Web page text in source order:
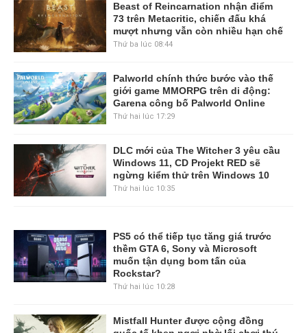
Beast of Reincarnation nhận điểm
73 trên Metacritic, chiến đấu khá
mượt nhưng vẫn còn nhiều hạn chế
Thứ ba lúc 08:44
Palworld chính thức bước vào thế
giới game MMORPG trên di động:
Garena công bố Palworld Online
Thứ hai lúc 17:29
DLC mới của The Witcher 3 yêu cầu
Windows 11, CD Projekt RED sẽ
ngừng kiểm thử trên Windows 10
Thứ hai lúc 10:35
PS5 có thể tiếp tục tăng giá trước
thềm GTA 6, Sony và Microsoft
muốn tận dụng bom tấn của
Rockstar?
Thứ hai lúc 10:28
Mistfall Hunter được cộng đồng